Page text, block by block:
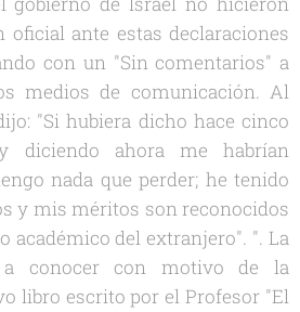
oficial ante estas declaraciones
con un "Sin comentarios" a
medios de comunicación. Al
"Si hubiera dicho hace cinco
diciendo ahora me habrían
nada que perder; he tenido
y mis méritos son reconocidos
académico del extranjero". ". La
conocer con motivo de la
libro escrito por el Profesor "El